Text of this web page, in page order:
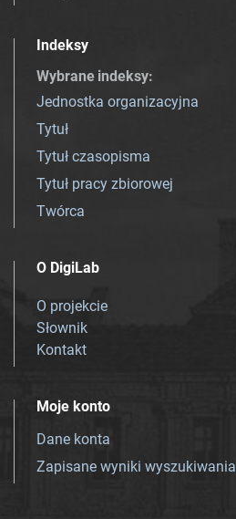
Indeksy
Wybrane indeksy:
Jednostka organizacyjna
Tytuł
Tytuł czasopisma
Tytuł pracy zbiorowej
Twórca
O DigiLab
O projekcie
Słownik
Kontakt
Moje konto
Dane konta
Zapisane wyniki wyszukiwania